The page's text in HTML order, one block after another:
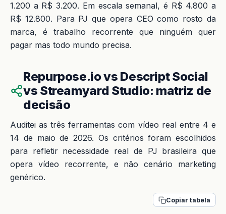
1.200 a R$ 3.200. Em escala semanal, é R$ 4.800 a
R$ 12.800. Para PJ que opera CEO como rosto da
marca, é trabalho recorrente que ninguém quer
pagar mas todo mundo precisa.
Repurpose.io vs Descript Social
vs Streamyard Studio: matriz de
decisão
Auditei as três ferramentas com vídeo real entre 4 e
14 de maio de 2026. Os critérios foram escolhidos
para refletir necessidade real de PJ brasileira que
opera vídeo recorrente, e não cenário marketing
genérico.
Copiar tabela